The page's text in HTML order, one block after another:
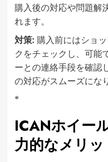
購入後の対応や問題解
れます。
対策: 購入前にはショ
クをチェックし、可能
ーとの連絡手段を確認
の対応がスムーズにな
*
ICANホイー
力的なメリ